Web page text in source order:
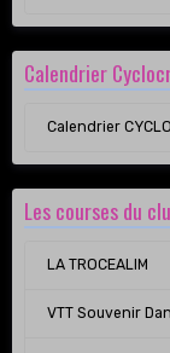
Calendrier
Calendrier
Les courses du
LA TROCEALIM
VTT Souvenir